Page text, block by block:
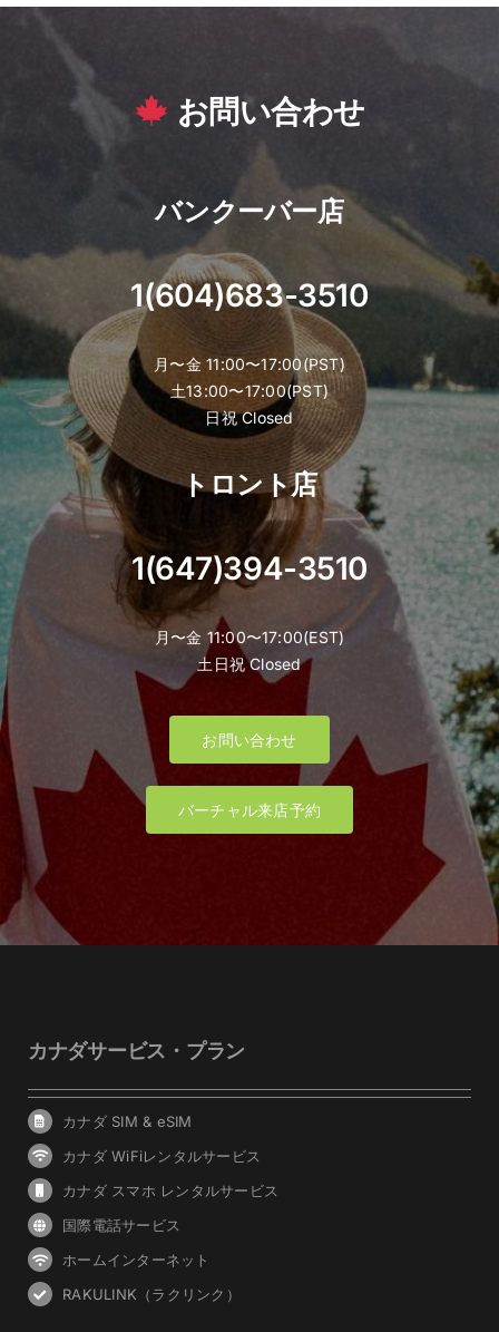
お問い合わせ
バンクーバー店
1(604)683-3510
月〜金 11:00〜17:00(PST)
土13:00〜17:00(PST)
日祝 Closed
トロント店
1(647)394-3510
月〜金 11:00〜17:00(EST)
土日祝 Closed
お問い合わせ
バーチャル来店予約
カナダサービス・プラン
カナダ SIM & eSIM
カナダ WiFiレンタルサービス
カナダ スマホ レンタルサービス
国際電話サービス
ホームインターネット
RAKULINK（ラクリンク）